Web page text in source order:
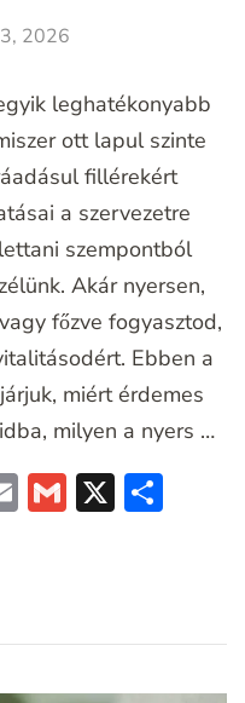
2026
leghatékonyabb
ott lapul szinte
fillérekért
a szervezetre
szempontból
Akár nyersen,
főzve fogyasztod,
Ebben a
miért érdemes
milyen a nyers …
EmailGmail
X